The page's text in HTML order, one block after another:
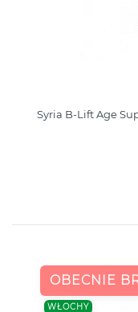
Syria B-Lift Age
OBECNIE
WŁOCHY